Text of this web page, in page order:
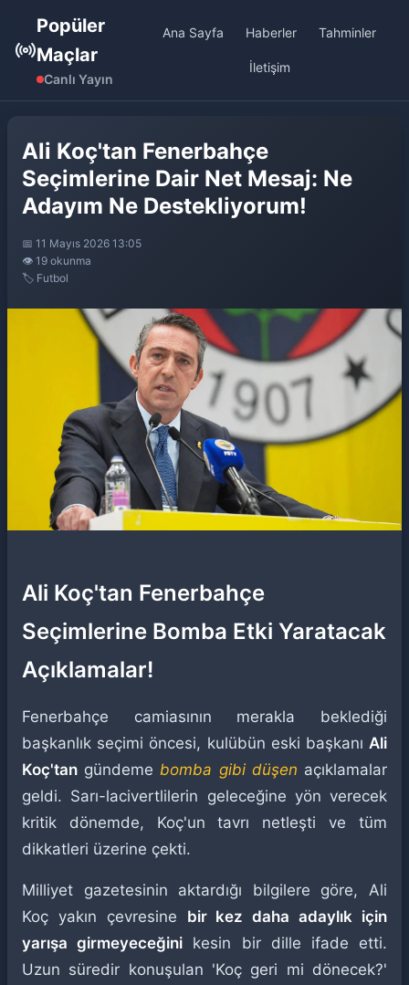
Popüler
Maçlar
Canlı Yayın
Ana Sayfa Haberler Tahminler
İletişim
Ali Koç'tan Fenerbahçe
Seçimlerine Dair Net Mesaj: Ne
Adayım Ne Destekliyorum!
📅 11 Mayıs 2026 13:05
👁️ 19 okunma
🏷️ Futbol
Ali Koç'tan Fenerbahçe
Seçimlerine Bomba Etki Yaratacak
Açıklamalar!
Fenerbahçe camiasının merakla beklediği
başkanlık seçimi öncesi, kulübün eski başkanı Ali
Koç'tan gündemebomba gibi düşen açıklamalar
geldi. Sarı-lacivertlilerin geleceğine yön verecek
kritik dönemde, Koç'un tavrı netleşti ve tüm
dikkatleri üzerine çekti.
Milliyet gazetesinin aktardığı bilgilere göre, Ali
Koç yakın çevresine bir kez daha adaylık için
yarışa girmeyeceğini kesin bir dille ifade etti.
Uzun süredir konuşulan 'Koç geri mi dönecek?'